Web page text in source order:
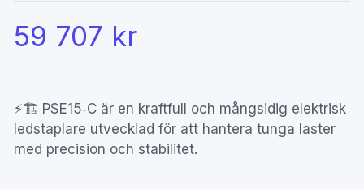
59 707 kr
⚡🏗️ PSE15‑C är en kraftfull och mångsidig elektrisk
ledstaplare utvecklad för att hantera tunga laster
med precision och stabilitet.